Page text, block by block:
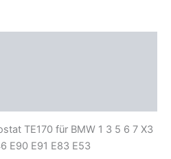
TE170 für BMW 1 3 5 6 7 X3
E90 E91 E83 E53